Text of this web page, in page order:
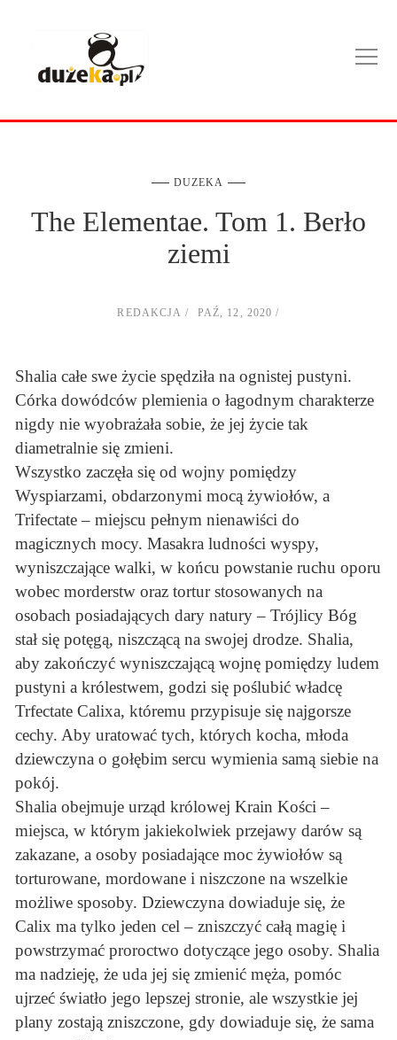
DUZEKA
The Elementae. Tom 1. Berło
ziemi
REDAKCJA PAŹ, 12, 2020
Shalia całe swe życie spędziła na ognistej pustyni.
Córka dowódców plemienia o łagodnym charakterze
nigdy nie wyobrażała sobie, że jej życie tak
diametralnie się zmieni.
Wszystko zaczęła się od wojny pomiędzy
Wyspiarzami, obdarzonymi mocą żywiołów, a
Trifectate – miejscu pełnym nienawiści do
magicznych mocy. Masakra ludności wyspy,
wyniszczające walki, w końcu powstanie ruchu oporu
wobec morderstw oraz tortur stosowanych na
osobach posiadających dary natury – Trójlicy Bóg
stał się potęgą, niszczącą na swojej drodze. Shalia,
aby zakończyć wyniszczającą wojnę pomiędzy ludem
pustyni a królestwem, godzi się poślubić władcę
Trfectate Calixa, któremu przypisuje się najgorsze
cechy. Aby uratować tych, których kocha, młoda
dziewczyna o gołębim sercu wymienia samą siebie na
pokój.
Shalia obejmuje urząd królowej Krain Kości –
miejsca, w którym jakiekolwiek przejawy darów są
zakazane, a osoby posiadające moc żywiołów są
torturowane, mordowane i niszczone na wszelkie
możliwe sposoby. Dziewczyna dowiaduje się, że
Calix ma tylko jeden cel – zniszczyć całą magię i
powstrzymać proroctwo dotyczące jego osoby. Shalia
ma nadzieję, że uda jej się zmienić męża, pomóc
ujrzeć światło jego lepszej stronie, ale wszystkie jej
plany zostają zniszczone, gdy dowiaduje się, że sama